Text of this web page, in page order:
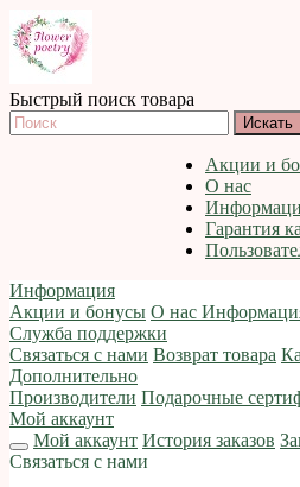
Быстрый поиск товара
Акции и
О нас
Гарантия
Информация
Акции и бонусы О нас
Служба поддержки
Связаться с нами Возврат товара
Дополнительно
Производители Подарочные
Мой аккаунт
Мой аккаунт История заказов
Связаться с нами